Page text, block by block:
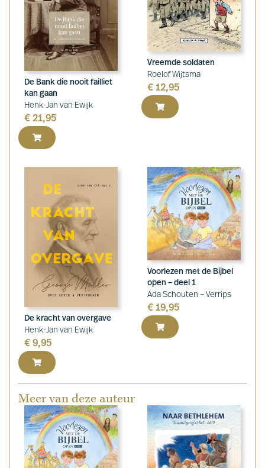
De Bank die nooit failliet
kan gaan
Henk-Jan van Ewijk
€ 21,95
Vreemde soldaten
Roelof Wijtsma
€ 12,95
De kracht van overgave
Henk-Jan van Ewijk
€ 9,95
Voorlezen met de Bijbel
open – deel 1
Ada Schouten – Verrips
€ 19,95
Meer van deze auteur